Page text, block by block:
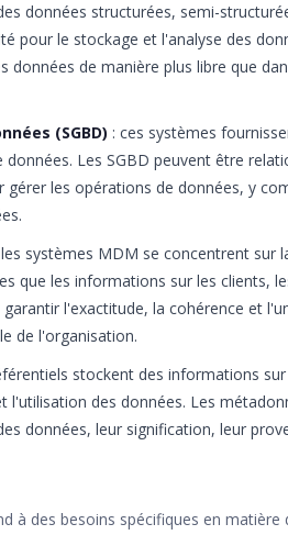
données structurées, semi-
pour le stockage et l'analyse des
données de manière plus libre que
(SGBD) : ces systèmes
Les SGBD peuvent être
les opérations de données, y
les systèmes MDM se concentrent sur
que les informations sur les clients,
l'exactitude, la cohérence et
de l'organisation.
stockent des informations
l'utilisation des données. Les
données, leur signification, leur
à des besoins spécifiques en matière